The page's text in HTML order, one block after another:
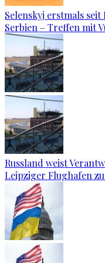
Selenskyj erstmals
Serbien – Treffen mit
Russland weist
Leipziger Flughafen